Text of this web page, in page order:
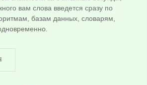
вам слова введется сразу по
базам данных, словарям,